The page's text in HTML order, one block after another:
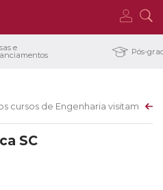
e Pós-
cursos de Engenharia visitam a
SC